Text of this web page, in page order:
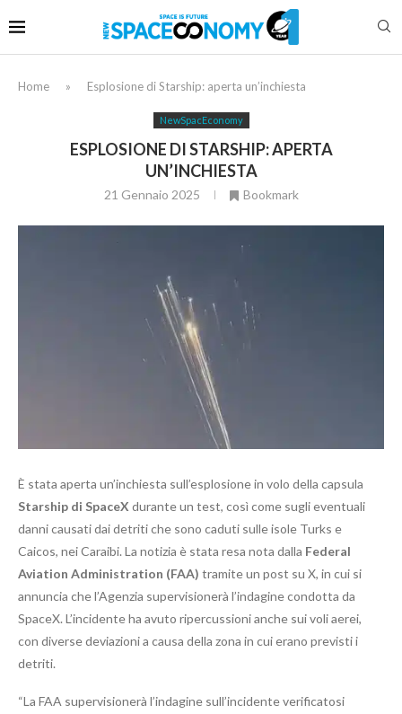
Home » Esplosione di Starship: aperta un’inchiesta
NewSpacEconomy
ESPLOSIONE DI STARSHIP: APERTA
UN’INCHIESTA
21 Gennaio 2025 Bookmark
È stata aperta un’inchiesta sull’esplosione in volo della capsula
Starship di SpaceX durante un test, così come sugli eventuali
danni causati dai detriti che sono caduti sulle isole Turks e
Caicos, nei Caraibi. La notizia è stata resa nota dalla Federal
Aviation Administration (FAA) tramite un post su X, in cui si
annuncia che l’Agenzia supervisionerà l’indagine condotta da
SpaceX. L’incidente ha avuto ripercussioni anche sui voli aerei,
con diverse deviazioni a causa della zona in cui erano previsti i
detriti.
“La FAA supervisionerà l’indagine sull’incidente verificatosi